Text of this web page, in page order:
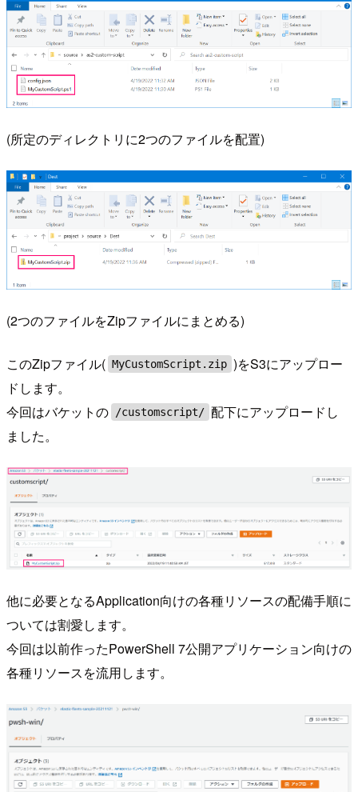
(所定のディレクトリに2つのファイルを配置)
(2つのファイルをZipファイルにまとめる)
このZipファイル( MyCustomScript.zip )をS3にアップロー
ドします。
今回はバケットの
/customscript/ 配下にアップロードし
ました。
他に必要となるApplication向けの各種リソースの配備手順に
ついては割愛します。
今回は以前作ったPowerShell 7公開アプリケーション向けの
各種リソースを流用します。